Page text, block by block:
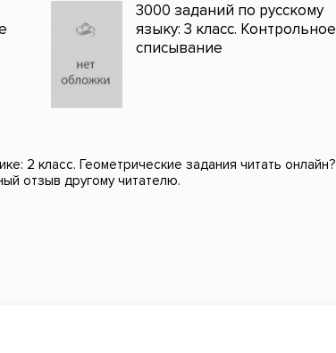
3000 заданий по русскому
языку: 3 класс. Контрольное
списывание
2 класс. Геометрические задания читать онлайн?
отзыв другому читателю.